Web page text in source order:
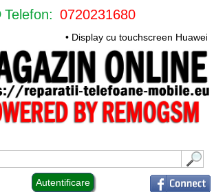
Telefon: 0720231680
• Display cu touchscreen Huawei
Autentificare